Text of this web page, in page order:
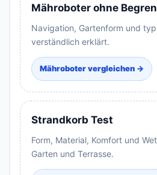
Mähroboter ohne
Navigation, Gartenform und
verständlich erklärt.
Mähroboter vergleichen →
Strandkorb Test
Form, Material, Komfort und
Garten und Terrasse.